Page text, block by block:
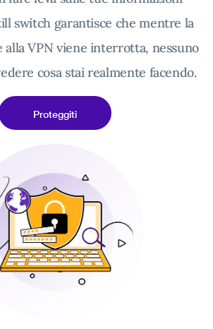
switch garantisce che mentre la
alla VPN viene interrotta, nessuno
cosa stai realmente facendo.
Proteggiti